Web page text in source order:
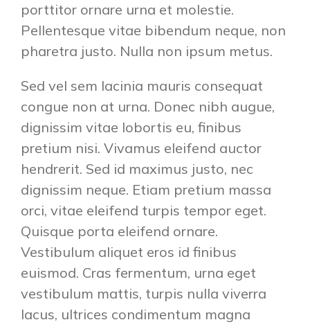
porttitor ornare urna et molestie.
Pellentesque vitae bibendum neque, non
pharetra justo. Nulla non ipsum metus.
Sed vel sem lacinia mauris consequat
congue non at urna. Donec nibh augue,
dignissim vitae lobortis eu, finibus
pretium nisi. Vivamus eleifend auctor
hendrerit. Sed id maximus justo, nec
dignissim neque. Etiam pretium massa
orci, vitae eleifend turpis tempor eget.
Quisque porta eleifend ornare.
Vestibulum aliquet eros id finibus
euismod. Cras fermentum, urna eget
vestibulum mattis, turpis nulla viverra
lacus, ultrices condimentum magna